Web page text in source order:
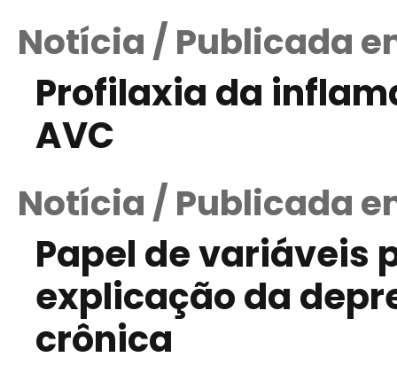
Notícia / Publicada
Profilaxia da
AVC
Notícia / Publicada
Papel de variáveis
explicação da
crônica